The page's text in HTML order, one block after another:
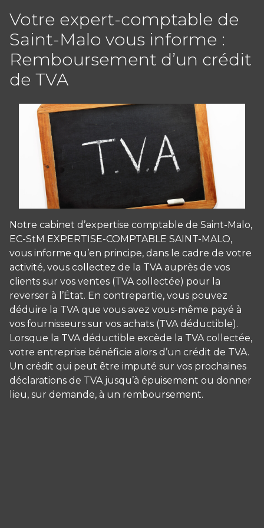
Votre expert-comptable de
Saint-Malo vous informe :
Remboursement d’un crédit
de TVA
Notre cabinet d’expertise comptable de Saint-Malo,
EC-StM EXPERTISE-COMPTABLE SAINT-MALO,
vous informe qu’en principe, dans le cadre de votre
activité, vous collectez de la TVA auprès de vos
clients sur vos ventes (TVA collectée) pour la
reverser à l’État. En contrepartie, vous pouvez
déduire la TVA que vous avez vous-même payé à
vos fournisseurs sur vos achats (TVA déductible).
Lorsque la TVA déductible excède la TVA collectée,
votre entreprise bénéficie alors d’un crédit de TVA.
Un crédit qui peut être imputé sur vos prochaines
déclarations de TVA jusqu’à épuisement ou donner
lieu, sur demande, à un remboursement.